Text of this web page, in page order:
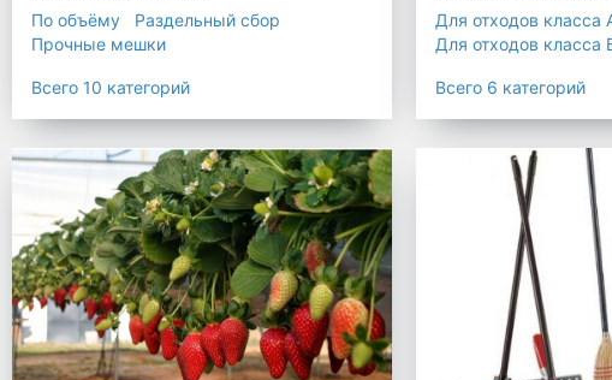
По объёму
Раздельный сбор
Прочные мешки
Мешки для евроконтейнера
Мешки с ушками
Прозрачные мешки
Мешки строительные
Мешок для листьев
Всего 10 категорий
Для отходов класса
Для отходов класса
Для отходов класса Г
Для отходов класса
Всего 6 категорий